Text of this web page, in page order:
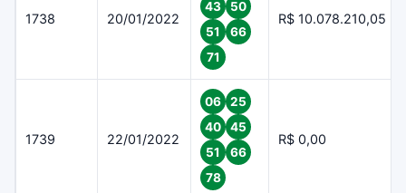
1738 20/01/2022
43
50
51
66
71
R$ 10.078.210,05
1739 22/01/2022
06
25
40
45
51
66
78
R$ 0,00